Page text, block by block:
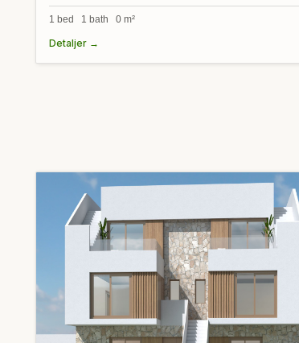
1 bed 1 bath 0 m²
Detaljer →